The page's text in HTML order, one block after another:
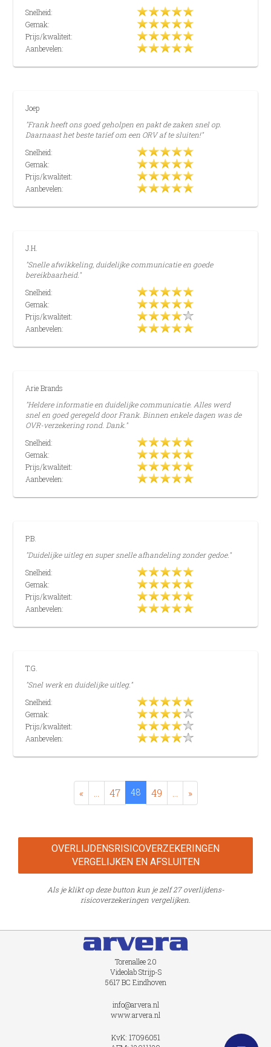
Snelheid:
Gemak:
Prijs/kwaliteit:
Aanbevelen:
Joep
"Frank heeft ons goed geholpen en pakt de zaken snel op.
Daarnaast het beste tarief om een ORV af te sluiten!"
Snelheid:
Gemak:
Prijs/kwaliteit:
Aanbevelen:
J.H.
"Snelle afwikkeling, duidelijke communicatie en goede
bereikbaarheid."
Snelheid:
Gemak:
Prijs/kwaliteit:
Aanbevelen:
Arie Brands
"Heldere informatie en duidelijke communicatie. Alles werd
snel en goed geregeld door Frank. Binnen enkele dagen was de
OVR-verzekering rond. Dank."
Snelheid:
Gemak:
Prijs/kwaliteit:
Aanbevelen:
P.B.
"Duidelijke uitleg en super snelle afhandeling zonder gedoe."
Snelheid:
Gemak:
Prijs/kwaliteit:
Aanbevelen:
T.G.
"Snel werk en duidelijke uitleg."
Snelheid:
Gemak:
Prijs/kwaliteit:
Aanbevelen:
« 47 48 49 »
OVERLIJDENS­RISICO­VERZEKERINGEN
VERGELIJKEN EN AFSLUITEN
Als je klikt op deze button kun je zelf 27 overlijdens­
risico­verzekeringen vergelijken.
Torenallee 20
Videolab Strijp-S
5617 BC Eindhoven
info@arvera.nl
www.arvera.nl
KvK: 17096051